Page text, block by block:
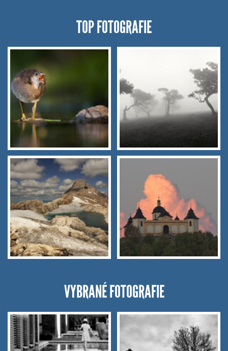
TOP FOTOGRAFIE
VYBRANÉ FOTOGRAFIE